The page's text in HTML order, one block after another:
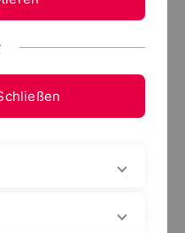
Übersicht
"
ersten Überblick
ist, erste generelle
der Förderung geben,
den Bewerbungsprozess